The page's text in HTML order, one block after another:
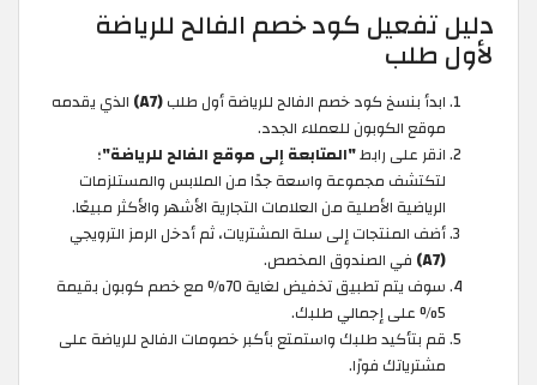
دليل تفعيل كود خصم الفالح للرياضة
لأول طلب
ابدأ بنسخ كود خصم الفالح للرياضة أول طلب(A7)
الذي يقدمه
موقع الكوبون للعملاء الجدد.
انقر على رابط"المتابعة إلى موقع الفالح للرياضة"؛
لتكتشف مجموعة واسعة جدًا من الملابس والمستلزمات
الرياضية الأصلية من العلامات التجارية الأشهر والأكثر مبيعًا.
أضف المنتجات إلى سلة المشتريات، ثم أدخل الرمز الترويجي
(A7)
في الصندوق المخصص.
سوف يتم تطبيق تخفيض لغاية 70% مع خصم كوبون بقيمة
5% على إجمالي طلبك.
قم بتأكيد طلبك واستمتع بأكبر خصومات الفالح للرياضة على
مشترياتك فورًا.